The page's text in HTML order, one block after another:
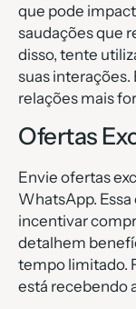
que pode
saudações que
disso, tente
suas interações.
relações mais
Ofertas
Envie ofertas
WhatsApp.
incentivar
detalhem
tempo limitado.
está recebendo